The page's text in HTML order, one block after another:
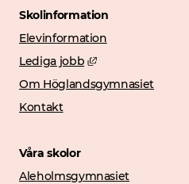
Skolinformation
Elevinformation
Lediga jobb
Länk till annan
Om Höglandsgymnasiet
Kontakt
Våra skolor
Aleholmsgymnasiet